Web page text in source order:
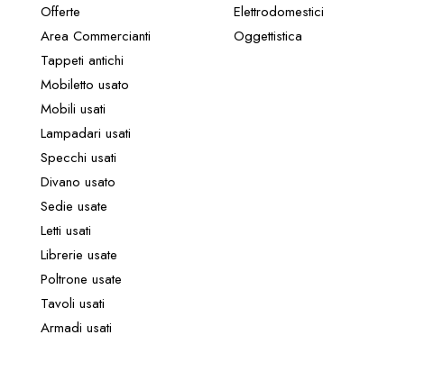
Offerte
Area Commercianti
Tappeti antichi
Mobiletto usato
Mobili usati
Lampadari usati
Specchi usati
Divano usato
Sedie usate
Letti usati
Librerie usate
Poltrone usate
Tavoli usati
Armadi usati
Elettrodomestici
Oggettistica